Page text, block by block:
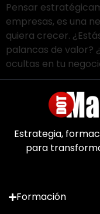
Pensar
empresas, es una
quiera crecer.
palancas de valor?
ocultas en tu
Estrategia,
para
Formación